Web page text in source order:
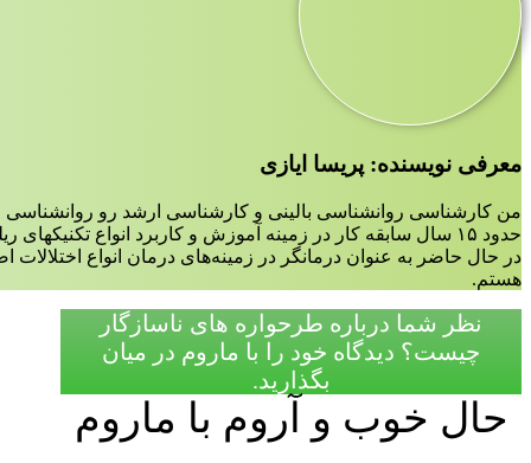
معرفی نویسنده: پریسا ایازی
من کارشناسی روانشناسی بالینی و کارشناسی ارشد رو
حدود ۱۵ سال سابقه کار در زمینه آموزش و کاربرد انواع تکنیکهای ریلکسیشن،مدیتیشن و مایندفولنس دارم.
در حال حاضر به عنوان درمانگر در زمینه‌‌های درمان انواع
هستم.
نظر شما درباره طرحواره های ناسازگار
چیست؟ دیدگاه‌ خود را با ماروم در میان
بگذارید.
حال خوب و آروم با ماروم